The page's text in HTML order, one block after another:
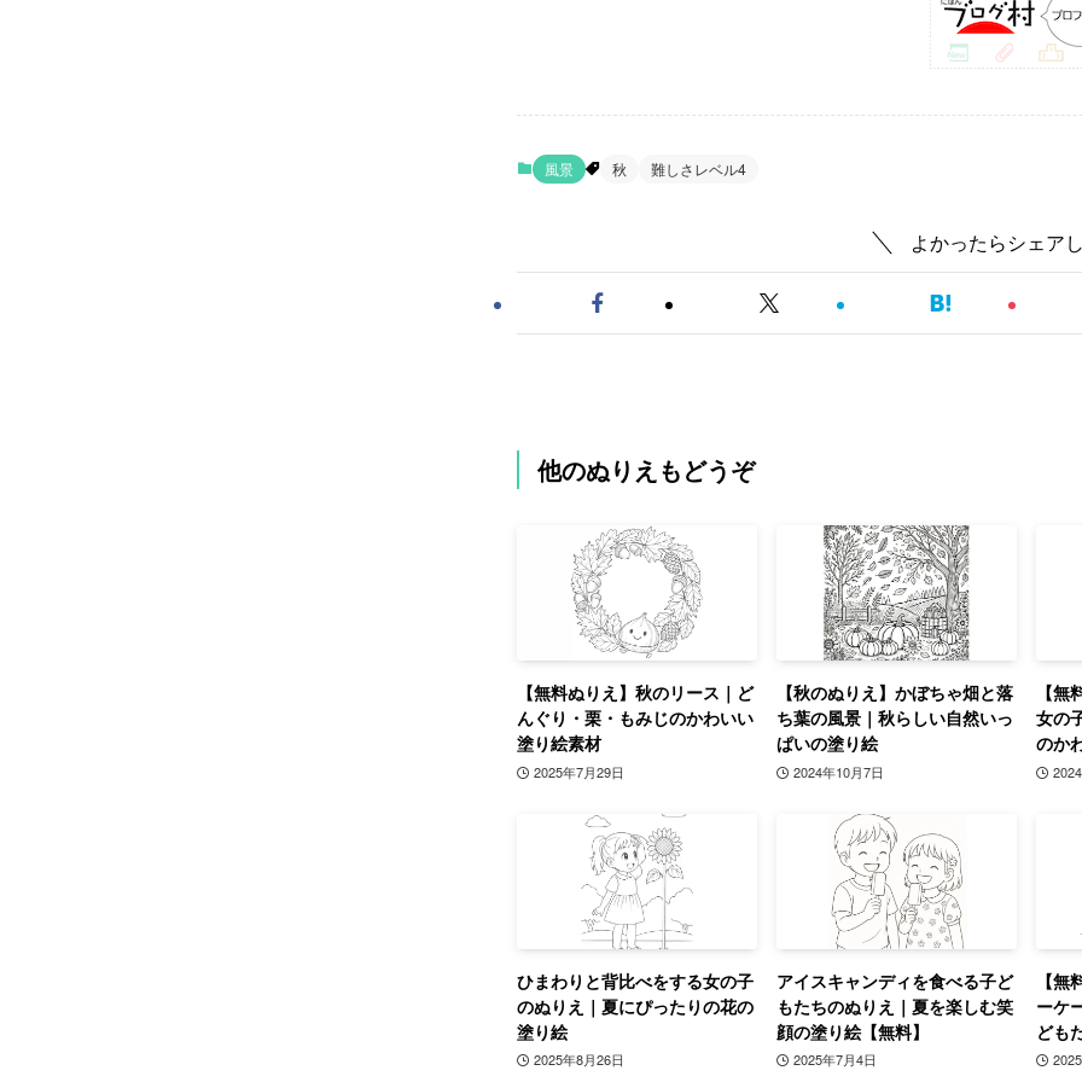
風景 秋 難しさレベル4
よかったらシェア
他のぬりえもどうぞ
【無料ぬりえ】秋のリース｜ど
んぐり・栗・もみじのかわいい
塗り絵素材
2025年7月29日
【秋のぬりえ】かぼちゃ畑と落
ち葉の風景｜秋らしい自然いっ
ぱいの塗り絵
2024年10月7日
【
女の
のか
ひまわりと背比べをする女の子
のぬりえ｜夏にぴったりの花の
塗り絵
2025年8月26日
アイスキャンディを食べる子ど
もたちのぬりえ｜夏を楽しむ笑
顔の塗り絵【無料】
2025年7月4日
【
ーケ
ども